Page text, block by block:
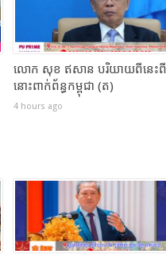
លោក សុខ ឥសាន បរិយាយពីនេះពី
នោះពាក់ព័ន្ធកម្ពុជា (ត)
4 hours ago